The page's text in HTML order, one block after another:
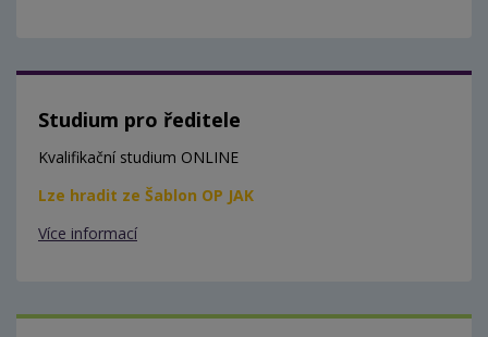
Studium pro ředitele
Kvalifikační studium ONLINE
Lze hradit ze Šablon OP JAK
Více informací